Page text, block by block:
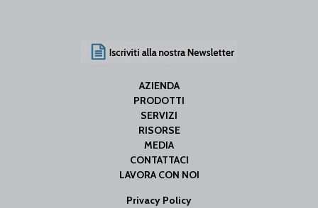
AZIENDA
PRODOTTI
SERVIZI
RISORSE
MEDIA
CONTATTACI
LAVORA CON NOI
Privacy Policy